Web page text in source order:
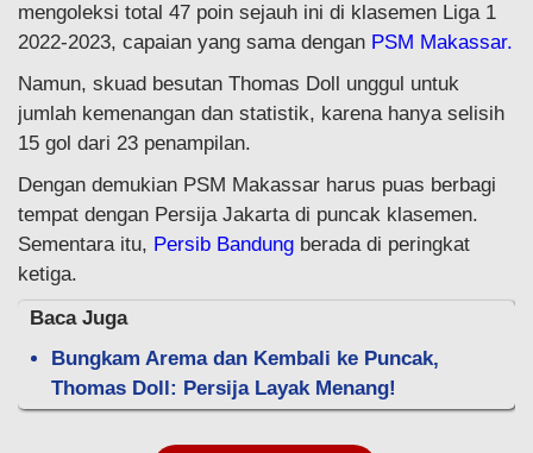
mengoleksi total 47 poin sejauh ini di klasemen Liga 1
2022-2023, capaian yang sama dengan PSM Makassar.
Namun, skuad besutan Thomas Doll unggul untuk
jumlah kemenangan dan statistik, karena hanya selisih
15 gol dari 23 penampilan.
Dengan demukian PSM Makassar harus puas berbagi
tempat dengan Persija Jakarta di puncak klasemen.
Sementara itu, Persib Bandung berada di peringkat
ketiga.
Baca Juga
Bungkam Arema dan Kembali ke Puncak,
Thomas Doll: Persija Layak Menang!